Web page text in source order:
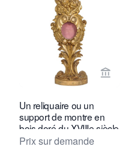
Voir
Un reliquaire ou un
support de montre en
bois doré du XVIIIe siècle
tardif
Prix sur demande